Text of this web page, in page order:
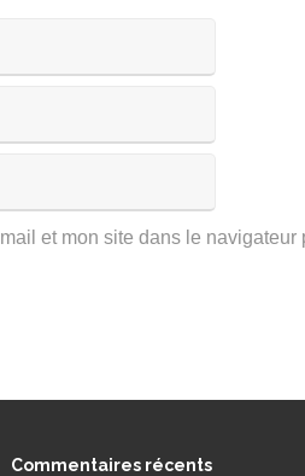
et mon site dans le
Commentaires récents